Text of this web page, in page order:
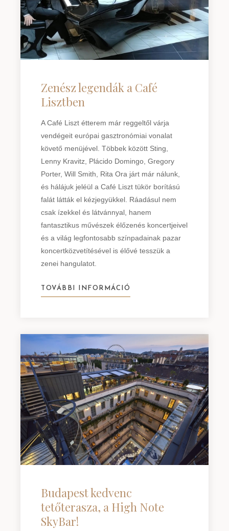
Zenész legendák a Café
Lisztben
A Café Liszt étterem már reggeltől várja
vendégeit európai gasztronómiai vonalat
követő menüjével. Többek között Sting,
Lenny Kravitz, Plácido Domingo, Gregory
Porter, Will Smith, Rita Ora járt már nálunk,
és hálájuk jeléül a Café Liszt tükör borítású
falát látták el kézjegyükkel. Ráadásul nem
csak ízekkel és látvánnyal, hanem
fantasztikus művészek élőzenés koncertjeivel
és a világ legfontosabb színpadainak pazar
koncertközvetítésével is élővé tesszük a
zenei hangulatot.
TOVÁBBI INFORMÁCIÓ
Budapest kedvenc
tetőterasza, a High Note
SkyBar!